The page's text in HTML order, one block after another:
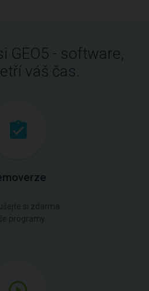
GEO5 - software,
váš čas.
si zdarma
programy.